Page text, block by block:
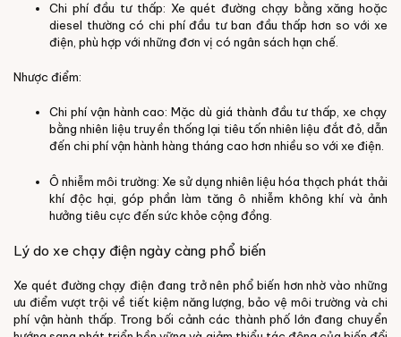
Chi phí đầu tư thấp: Xe quét đường chạy bằng xăng hoặc
diesel thường có chi phí đầu tư ban đầu thấp hơn so với xe
điện, phù hợp với những đơn vị có ngân sách hạn chế.
Nhược điểm:
Chi phí vận hành cao: Mặc dù giá thành đầu tư thấp, xe chạy
bằng nhiên liệu truyền thống lại tiêu tốn nhiên liệu đắt đỏ, dẫn
đến chi phí vận hành hàng tháng cao hơn nhiều so với xe điện.
Ô nhiễm môi trường: Xe sử dụng nhiên liệu hóa thạch phát thải
khí độc hại, góp phần làm tăng ô nhiễm không khí và ảnh
hưởng tiêu cực đến sức khỏe cộng đồng.
Lý do xe chạy điện ngày càng phổ biến
Xe quét đường chạy điện đang trở nên phổ biến hơn nhờ vào những
ưu điểm vượt trội về tiết kiệm năng lượng, bảo vệ môi trường và chi
phí vận hành thấp. Trong bối cảnh các thành phố lớn đang chuyển